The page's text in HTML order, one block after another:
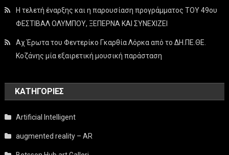
Η τελετή έναρξης και η παρουσίαση προγράμματος ΤΟΥ 49ου
ΦΕΣΤΙΒΑΛ ΟΛΥΜΠΟΥ, ΞΕΠΕΡΝΑ ΚΑΙ ΣΥΝΕΧΙΖΕΙ
Αχ Έρωτα του Φεντερίκο Γκαρθία Λόρκα από το ΔΗ.ΠΕ.ΘΕ.
Κοζάνης μία εξαιρετική μουσική παράσταση
KΑΤΗΓΟΡΊΕΣ
Artificial Intelligent
augmented reality – AR